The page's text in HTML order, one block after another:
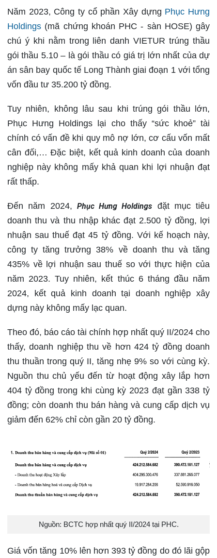
Năm 2023, Công ty cổ phần Xây dựng Phục Hưng
Holdings (mã chứng khoán PHC - sàn HOSE) gây
chú ý khi nằm trong liên danh VIETUR trúng thầu
gói thầu 5.10 – là gói thầu có giá trị lớn nhất của dự
án sân bay quốc tế Long Thành giai đoạn 1 với tổng
vốn đầu tư 35.200 tỷ đồng.
Tuy nhiên, không lâu sau khi trúng gói thầu lớn,
Phục Hưng Holdings lại cho thấy “sức khoẻ” tài
chính có vấn đề khi quy mô nợ lớn, cơ cấu vốn mất
cân đối,… Đặc biệt, kết quả kinh doanh của doanh
nghiệp này không mấy khả quan khi lợi nhuận đạt
rất thấp.
Đến năm 2024, Phục Hưng Holdings đặt mục tiêu
doanh thu và thu nhập khác đạt 2.500 tỷ đồng, lợi
nhuận sau thuế đạt 45 tỷ đồng. Với kế hoạch này,
công ty tăng trưởng 38% về doanh thu và tăng
435% về lợi nhuận sau thuế so với thực hiện của
năm 2023. Tuy nhiên, kết thúc 6 tháng đầu năm
2024, kết quả kinh doanh tại doanh nghiệp xây
dựng này không mấy lạc quan.
Theo đó, báo cáo tài chính hợp nhất quý II/2024 cho
thấy, doanh nghiệp thu về hơn 424 tỷ đồng doanh
thu thuần trong quý II, tăng nhẹ 9% so với cùng kỳ.
Nguồn thu chủ yếu đến từ hoạt động xây lắp hơn
404 tỷ đồng trong khi cùng kỳ 2023 đạt gần 338 tỷ
đồng; còn doanh thu bán hàng và cung cấp dịch vụ
giảm đến 62% chỉ còn gần 20 tỷ đồng.
Nguồn: BCTC hợp nhất quý II/2024 tại PHC.
Giá vốn tăng 10% lên hơn 393 tỷ đồng do đó lãi gộp